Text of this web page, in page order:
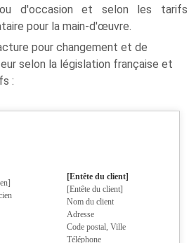
ou d'occasion et selon les tarifs
pour la main-d'œuvre.
pour changement et de
selon la législation française et
:
[Entête du client]
[Entête du client]
Nom du client
Adresse
Code postal, Ville
Téléphone